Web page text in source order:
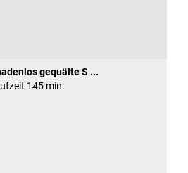
gequälte S ...
145 min.